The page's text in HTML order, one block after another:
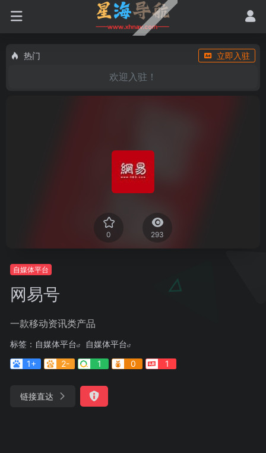
热门 立即入驻
欢迎入驻！
0 293
自媒体平台
网易号
一款移动资讯类产品
标签： 自媒体平台
自媒体平台
1+
2- 1 0 1
链接直达